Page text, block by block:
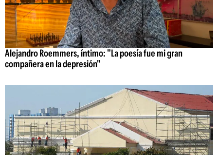
Alejandro Roemmers, íntimo: "La poesía fue mi gran
compañera en la depresión"